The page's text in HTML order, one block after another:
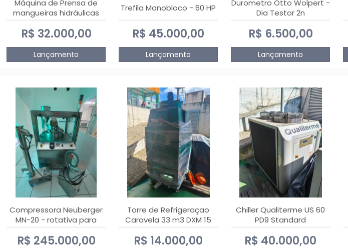
Máquina de Prensa de
mangueiras hidráulicas
PE50TF - 2017
R$ 32.000,00
Lançamento
Trefila Monobloco - 60 HP
R$ 45.000,00
Lançamento
Durometro Otto Wolpert -
Dia Testor 2n
R$ 6.500,00
Lançamento
Compressora Neuberger
MN-20 - rotativa para
produção de
comprimidos
R$ 245.000,00
Torre de Refrigeraçao
Caravela 33 m3 DXM 15
R$ 14.000,00
Chiller Qualiterme US 60
PD9 Standard
R$ 40.000,00